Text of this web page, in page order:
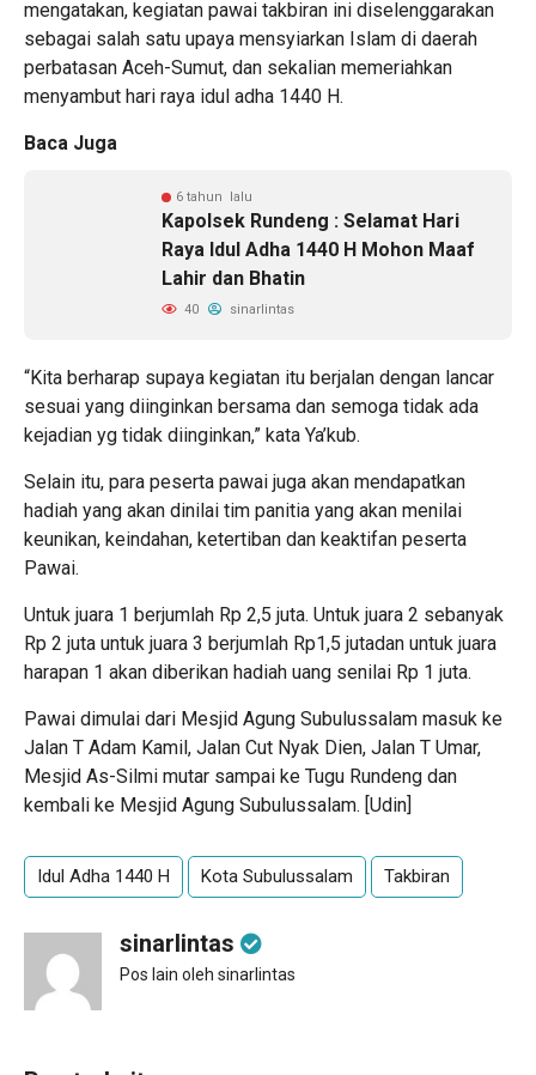
mengatakan, kegiatan pawai takbiran ini diselenggarakan
sebagai salah satu upaya mensyiarkan Islam di daerah
perbatasan Aceh-Sumut, dan sekalian memeriahkan
menyambut hari raya idul adha 1440 H.
Baca Juga
6 tahun lalu
Kapolsek Rundeng : Selamat Hari
Raya Idul Adha 1440 H Mohon Maaf
Lahir dan Bhatin
40 sinarlintas
“Kita berharap supaya kegiatan itu berjalan dengan lancar
sesuai yang diinginkan bersama dan semoga tidak ada
kejadian yg tidak diinginkan,” kata Ya’kub.
Selain itu, para peserta pawai juga akan mendapatkan
hadiah yang akan dinilai tim panitia yang akan menilai
keunikan, keindahan, ketertiban dan keaktifan peserta
Pawai.
Untuk juara 1 berjumlah Rp 2,5 juta. Untuk juara 2 sebanyak
Rp 2 juta untuk juara 3 berjumlah Rp1,5 jutadan untuk juara
harapan 1 akan diberikan hadiah uang senilai Rp 1 juta.
Pawai dimulai dari Mesjid Agung Subulussalam masuk ke
Jalan T Adam Kamil, Jalan Cut Nyak Dien, Jalan T Umar,
Mesjid As-Silmi mutar sampai ke Tugu Rundeng dan
kembali ke Mesjid Agung Subulussalam. [Udin]
Idul Adha 1440 H Kota Subulussalam Takbiran
sinarlintas
Pos lain oleh sinarlintas